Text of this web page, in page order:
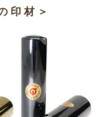
抵抗がありますよね。しか
る人体にやさしい金属で
使うことができます。
にも非常に優れていま
を超えることはないため、
印 材 ＞